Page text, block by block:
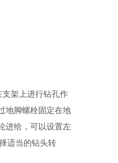
架上进行钻孔作
地脚螺栓固定在地
进给，可以设置左
适当的钻头转